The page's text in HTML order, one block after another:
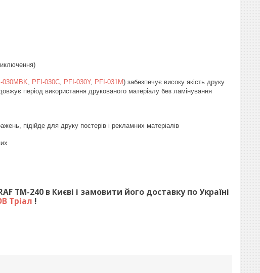
030MBK PFI-030C PFI-030Y, PFI-031M) забезпечує високу якість друку
період використання друкованого матеріалу без ламінування
підійде для друку постерів і рекламних матеріалів
TM-240 в Києві і замовити його доставку по Україні
Тріал !